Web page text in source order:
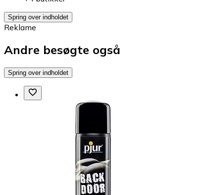
Spring over indholdet
Reklame
Andre besøgte også
Spring over indholdet